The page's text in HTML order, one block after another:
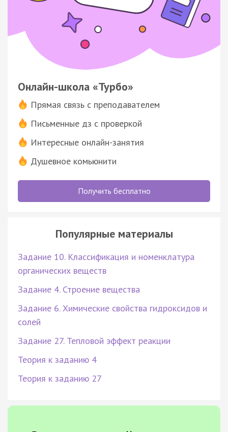
Онлайн-школа «Турбо»
Прямая связь с преподавателем
Письменные дз с проверкой
Интересные онлайн-занятия
Душевное комьюнити
Получить бесплатно
Популярные материалы
Задание 10. Классификация и номенклатура
органических веществ
Задание 4. Строение вещества
Задание 6. Химические свойства гидроксидов и
солей
Задание 27. Тепловой эффект реакции
Теория к заданию 4
Теория к заданию 27